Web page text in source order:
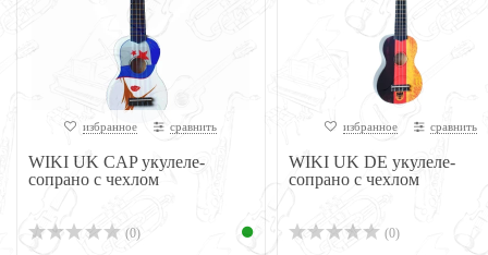
избранное сравнить
WIKI UK CAP укулеле-
сопрано с чехлом
(0)
избранное сравнить
WIKI UK DE укулеле-
сопрано с чехлом
(0)